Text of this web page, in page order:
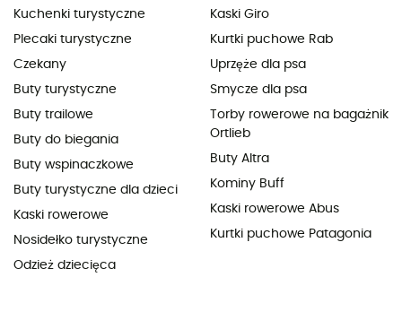
Kuchenki turystyczne
Plecaki turystyczne
Czekany
Buty turystyczne
Buty trailowe
Buty do biegania
Buty wspinaczkowe
Buty turystyczne dla dzieci
Kaski rowerowe
Nosidełko turystyczne
Odzież dziecięca
Kaski Giro
Kurtki puchowe Rab
Uprzęże dla psa
Smycze dla psa
Torby rowerowe na bagażnik
Ortlieb
Buty Altra
Kominy Buff
Kaski rowerowe Abus
Kurtki puchowe Patagonia